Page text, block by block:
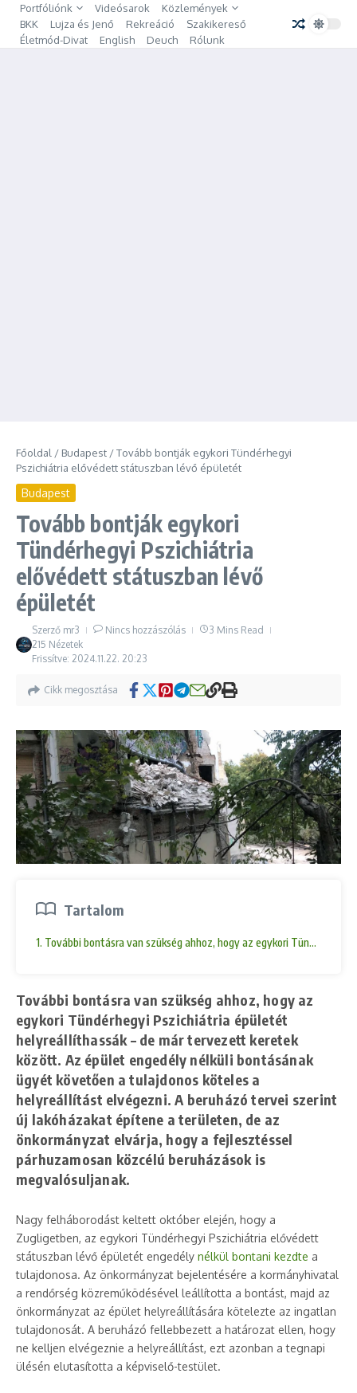
Ugrás a tartalomhoz
Portfóliónk Videósarok
Közlemények
BKK
Lujza és Jenő Rekreáció
Szakikereső
Életmód-Divat
English Deuch Rólunk
Főoldal / Budapest /Tovább bontják egykori Tündérhegyi
Pszichiátria elővédett státuszban lévő épületét
Budapest
Tovább bontják egykori
Tündérhegyi Pszichiátria
elővédett státuszban lévő
épületét
Szerző mr3 Nincs hozzászólás
3 Mins Read
215 Nézetek
Frissítve: 2024.11.22. 20:23
Cikk megosztása
Tartalom
1. További bontásra van szükség ahhoz, hogy az egykori
További bontásra van szükség ahhoz, hogy az
egykori Tündérhegyi Pszichiátria épületét
helyreállíthassák – de már tervezett keretek
között. Az épület engedély nélküli bontásának
ügyét követően a tulajdonos köteles a
helyreállítást elvégezni. A beruházó tervei szerint
új lakóházakat építene a területen, de az
önkormányzat elvárja, hogy a fejlesztéssel
párhuzamosan közcélú beruházások is
megvalósuljanak.
Nagy felháborodást keltett október elején, hogy a
Zugligetben, az egykori Tündérhegyi Pszichiátria elővédett
státuszban lévő épületét engedély nélkül bontani kezdte a
tulajdonosa. Az önkormányzat bejelentésére a kormányhivatal
a rendőrség közreműködésével leállította a bontást, majd az
önkormányzat az épület helyreállítására kötelezte az ingatlan
tulajdonosát. A beruházó fellebbezett a határozat ellen, hogy
ne kelljen elvégeznie a helyreállítást, ezt azonban a tegnapi
ülésén elutasította a képviselő-testület.